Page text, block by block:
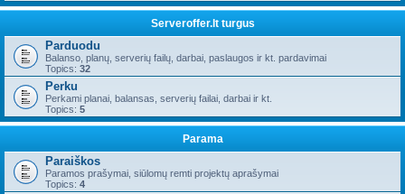
Serveroffer.lt turgus
Parduodu
Balanso, planų, serverių failų, darbai, paslaugos ir kt. pardavimai
Topics: 32
Perku
Perkami planai, balansas, serverių failai, darbai ir kt.
Topics: 5
Parama
Paraiškos
Paramos prašymai, siūlomų remti projektų aprašymai
Topics: 4